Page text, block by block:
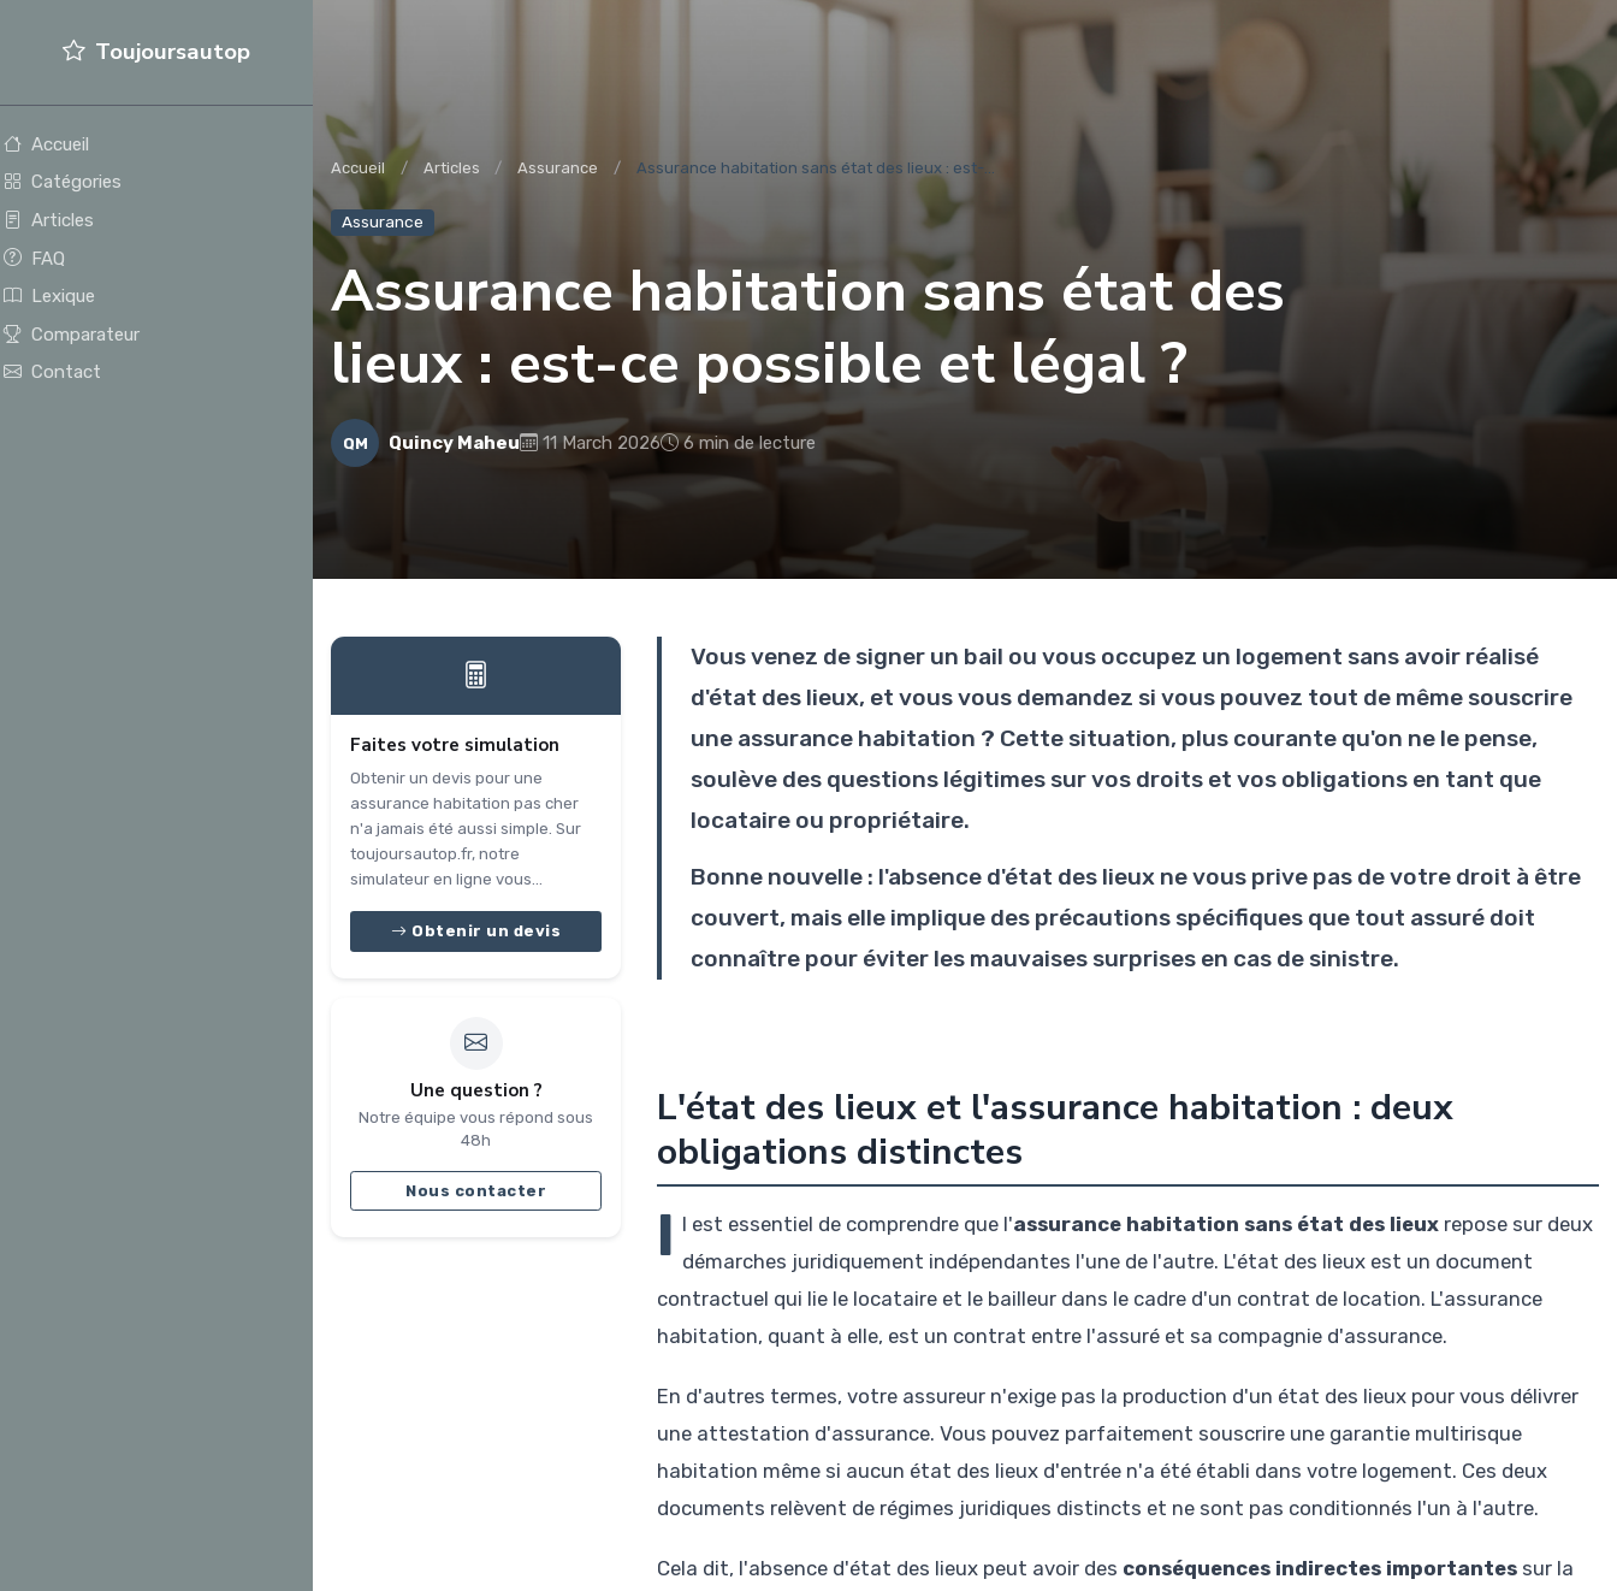
Toujoursautop
Accueil
Catégories
Articles
FAQ
Lexique
Comparateur
Contact
Accueil Articles Assurance Assurance habitation sans état des lieux : est-...
Assurance
Assurance habitation sans état des
lieux : est-ce possible et légal ?
QM Quincy Maheu 11 March 2026 6 min de lecture
Faites votre simulation
Obtenir un devis pour une
assurance habitation pas cher
n'a jamais été aussi simple. Sur
toujoursautop.fr, notre
simulateur en ligne vous...
Obtenir un devis
Une question ?
Notre équipe vous répond sous
48h
Nous contacter
Vous venez de signer un bail ou vous occupez un logement sans avoir réalisé
d'état des lieux, et vous vous demandez si vous pouvez tout de même souscrire
une assurance habitation ? Cette situation, plus courante qu'on ne le pense,
soulève des questions légitimes sur vos droits et vos obligations en tant que
locataire ou propriétaire.
Bonne nouvelle : l'absence d'état des lieux ne vous prive pas de votre droit à être
couvert, mais elle implique des précautions spécifiques que tout assuré doit
connaître pour éviter les mauvaises surprises en cas de sinistre.
L'état des lieux et l'assurance habitation : deux
obligations distinctes
I l est essentiel de comprendre que l'assurance habitation sans état des lieux repose sur deux
démarches juridiquement indépendantes l'une de l'autre. L'état des lieux est un document
contractuel qui lie le locataire et le bailleur dans le cadre d'un contrat de location. L'assurance
habitation, quant à elle, est un contrat entre l'assuré et sa compagnie d'assurance.
En d'autres termes, votre assureur n'exige pas la production d'un état des lieux pour vous délivrer
une attestation d'assurance. Vous pouvez parfaitement souscrire une garantie multirisque
habitation même si aucun état des lieux d'entrée n'a été établi dans votre logement. Ces deux
documents relèvent de régimes juridiques distincts et ne sont pas conditionnés l'un à l'autre.
Cela dit, l'absence d'état des lieux peut avoir des conséquences indirectes importantes sur la